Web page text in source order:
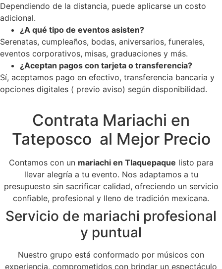
Dependiendo de la distancia, puede aplicarse un costo
adicional.
¿A qué tipo de eventos asisten?
Serenatas, cumpleaños, bodas, aniversarios, funerales,
eventos corporativos, misas, graduaciones y más.
¿Aceptan pagos con tarjeta o transferencia?
Sí, aceptamos pago en efectivo, transferencia bancaria y
opciones digitales ( previo aviso) según disponibilidad.
Contrata Mariachi en
Tateposco al Mejor Precio
Contamos con un mariachi en Tlaquepaque listo para
llevar alegría a tu evento. Nos adaptamos a tu
presupuesto sin sacrificar calidad, ofreciendo un servicio
confiable, profesional y lleno de tradición mexicana.
Servicio de mariachi profesional
y puntual
Nuestro grupo está conformado por músicos con
experiencia, comprometidos con brindar un espectáculo